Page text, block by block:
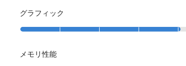
グラフィック
メモリ性能